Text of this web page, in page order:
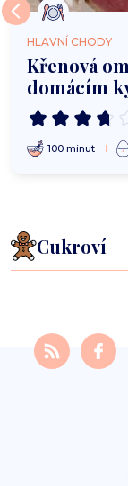
HLAVNÍ CHODY
Křenová
domácím
100 minut
Cukroví